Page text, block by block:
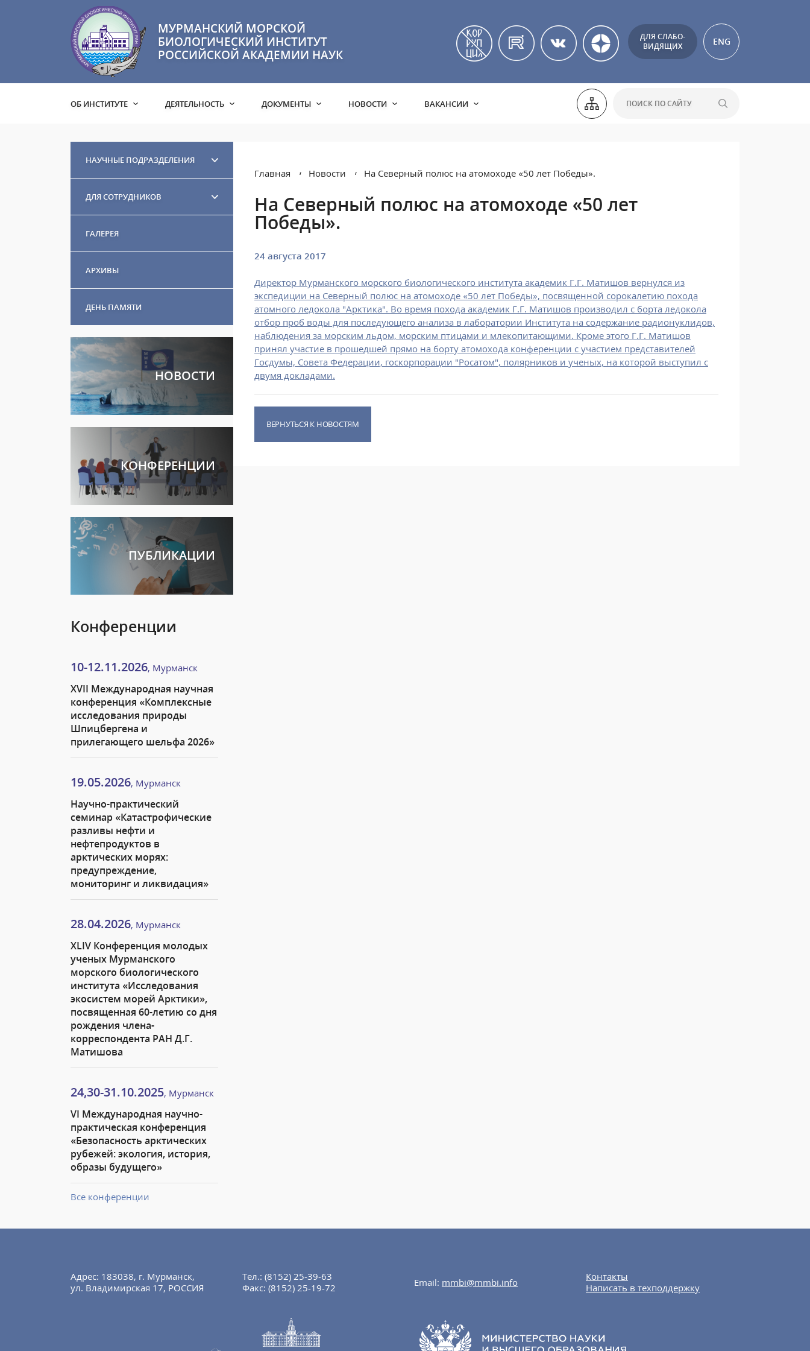
МУРМАНСКИЙ МОРСКОЙ
БИОЛОГИЧЕСКИЙ ИНСТИТУТ
РОССИЙСКОЙ АКАДЕМИИ НАУК
ДЛЯ СЛАБО-
ВИДЯЩИХ
ENG
ОБ ИНСТИТУТЕ ДЕЯТЕЛЬНОСТЬ ДОКУМЕНТЫ НОВОСТИ ВАКАНСИИ
НАУЧНЫЕ ПОДРАЗДЕЛЕНИЯ
ДЛЯ СОТРУДНИКОВ
ГАЛЕРЕЯ
АРХИВЫ
ДЕНЬ ПАМЯТИ
НОВОСТИ
КОНФЕРЕНЦИИ
ПУБЛИКАЦИИ
Конференции
10-12.11.2026, Мурманск
XVII Международная научная
конференция «Комплексные
исследования природы
Шпицбергена и
прилегающего шельфа 2026»
19.05.2026, Мурманск
Научно-практический
семинар «Катастрофические
разливы нефти и
нефтепродуктов в
арктических морях:
предупреждение,
мониторинг и ликвидация»
28.04.2026, Мурманск
XLIV Конференция молодых
ученых Мурманского
морского биологического
института «Исследования
экосистем морей Арктики»,
посвященная 60-летию со дня
рождения члена-
корреспондента РАН Д.Г.
Матишова
24,30-31.10.2025, Мурманск
VI Международная научно-
практическая конференция
«Безопасность арктических
рубежей: экология, история,
образы будущего»
Все конференции
Главная Новости На Северный полюс на атомоходе «50 лет Победы».
На Северный полюс на атомоходе «50 лет
Победы».
24 августа 2017
Директор Мурманского морского биологического института академик Г.Г. Матишов вернулся из
экспедиции на Северный полюс на атомоходе «50 лет Победы», посвященной сорокалетию похода
атомного ледокола "Арктика". Во время похода академик Г.Г. Матишов производил с борта ледокола
отбор проб воды для последующего анализа в лаборатории Института на содержание радионуклидов,
наблюдения за морским льдом, морским птицами и млекопитающими. Кроме этого Г.Г. Матишов
принял участие в прошедшей прямо на борту атомохода конференции с участием представителей
Госдумы, Совета Федерации, госкорпорации "Росатом", полярников и ученых, на которой выступил с
двумя докладами.
ВЕРНУТЬСЯ К НОВОСТЯМ
Адрес: 183038, г. Мурманск,
ул. Владимирская 17, РОССИЯ
Тел.: (8152) 25-39-63
Факс: (8152) 25-19-72 Email: mmbi@mmbi.info
Контакты
Написать в техподдержку